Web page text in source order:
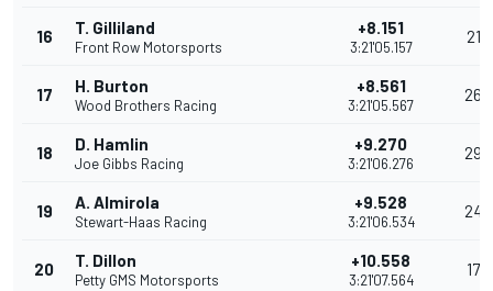
16 T. Gilliland
Front Row Motorsports
+8.151
3:21'05.157
21
17 H. Burton
Wood Brothers Racing
+8.561
3:21'05.567
26
18 D. Hamlin
Joe Gibbs Racing
+9.270
3:21'06.276
29
19 A. Almirola
Stewart-Haas Racing
+9.528
3:21'06.534
24
20 T. Dillon
Petty GMS Motorsports
+10.558
3:21'07.564
17